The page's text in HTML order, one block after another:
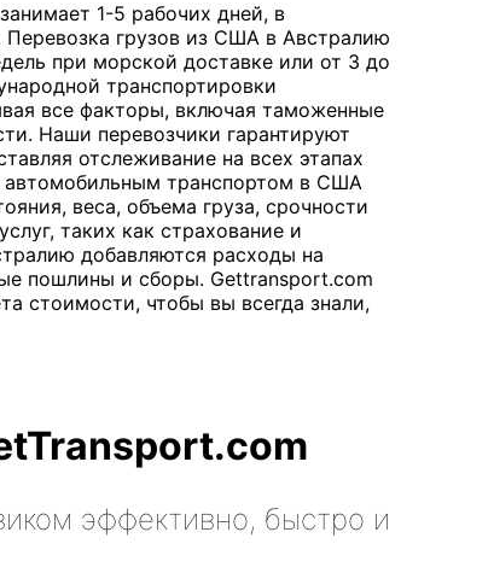
1-5 рабочих дней, в
Перевозка грузов из США в Австралию
при морской доставке или от 3 до
транспортировки
все факторы, включая таможенные
Наши перевозчики гарантируют
отслеживание на всех этапах
автомобильным транспортом в США
веса, объема груза, срочности
таких как страхование и
добавляются расходы на
пошлины и сборы. Gettransport.com
стоимости, чтобы вы всегда знали,
эффективно, быстро и